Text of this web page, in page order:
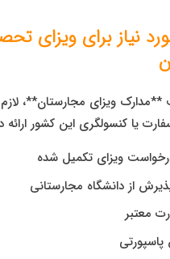
نیاز برای ویزای
**مدارک ویزای مجارستان**،
یا کنسولگری این کشور ارائه
ویزای تکمیل شده
از دانشگاه مجارستانی
معتبر